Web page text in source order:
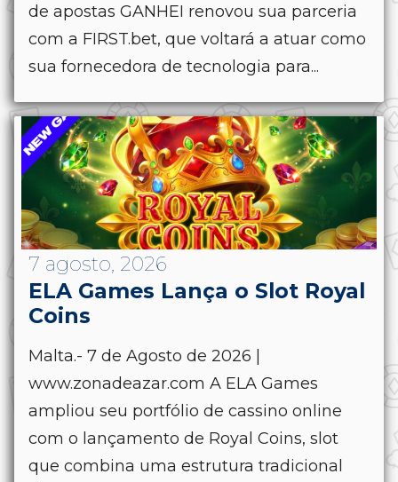
de apostas GANHEI renovou sua parceria
com a FIRST.bet, que voltará a atuar como
sua fornecedora de tecnologia para...
7 agosto, 2026
ELA Games Lança o Slot Royal
Coins
Malta.- 7 de Agosto de 2026 |
www.zonadeazar.com A ELA Games
ampliou seu portfólio de cassino online
com o lançamento de Royal Coins, slot
que combina uma estrutura tradicional